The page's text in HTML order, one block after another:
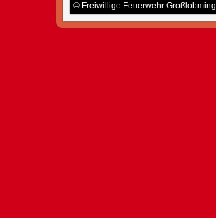
© Freiwillige Feuerwehr Großlobming